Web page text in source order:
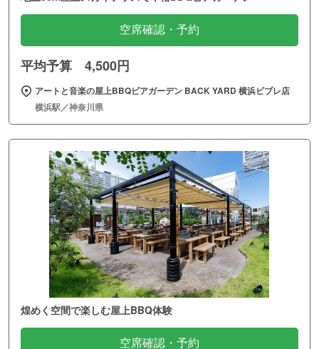
空席確認・予約
平均予算 4,500円
アートと音楽の屋上BBQビアガーデン BACK YARD 横浜ビブレ店
横浜駅／神奈川県
煌めく空間で楽しむ屋上BBQ体験
空席確認・予約